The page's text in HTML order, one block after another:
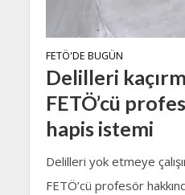
FETÖ'DE BUGÜN
Delilleri
FETÖ’cü
hapis istemi
Delilleri yok etmeye
FETÖ’cü profesör